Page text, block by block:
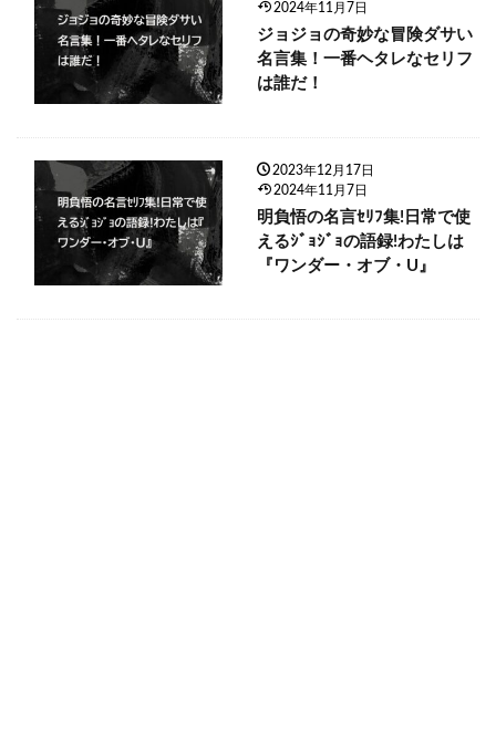
2024年11月7日
ジョジョの奇妙な冒険ダサい
名言集！一番ヘタレなセリフ
は誰だ！
2023年12月17日
2024年11月7日
明負悟の名言ｾﾘﾌ集!日常で使
えるｼﾞｮｼﾞｮの語録!わたしは
『ワンダー・オブ・U』